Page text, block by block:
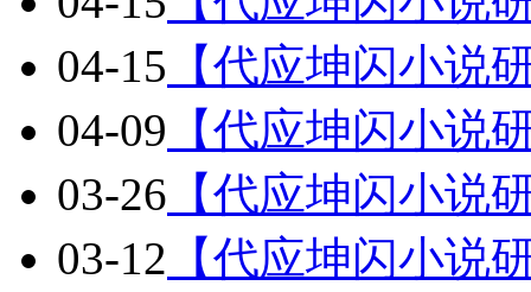
04-15 【代应坤闪小说
04-09 【代应坤闪小说
03-26 【代应坤闪小说
03-12 【代应坤闪小说